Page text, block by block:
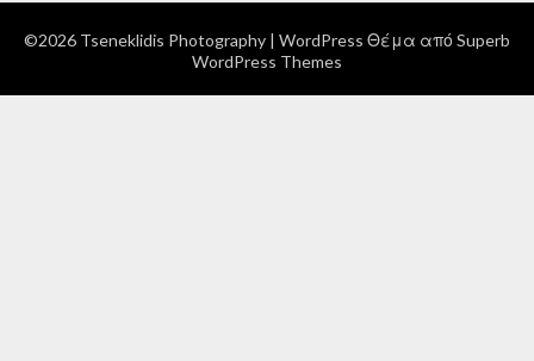
©2026 Tseneklidis Photography | WordPress Θέμα από Superb
WordPress Themes